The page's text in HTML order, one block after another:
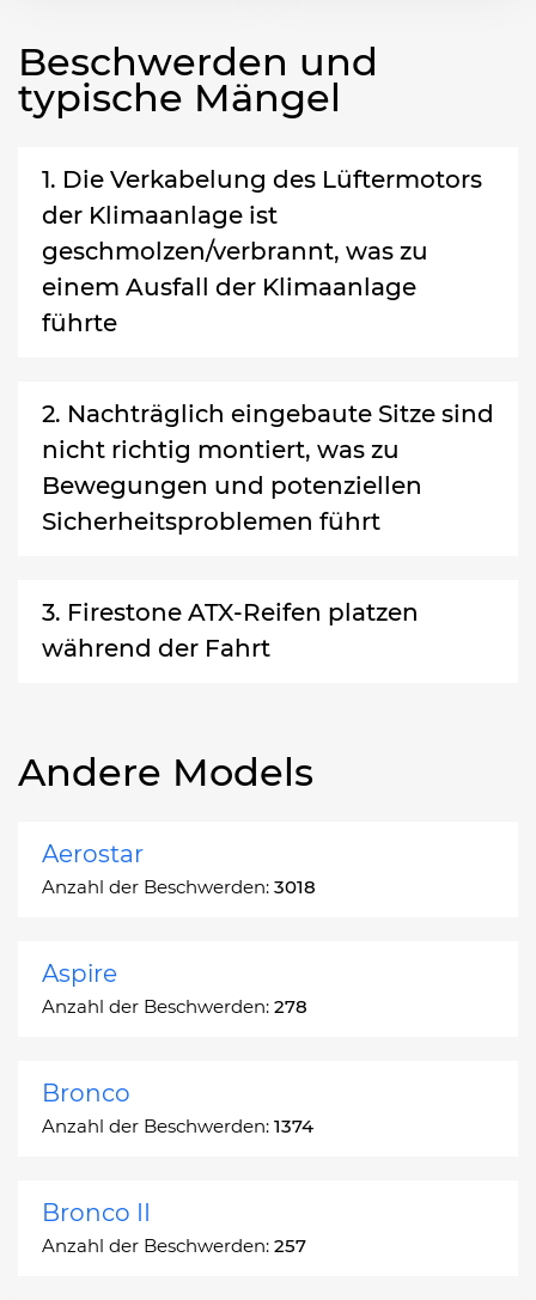
Beschwerden und
typische Mängel
1. Die Verkabelung des Lüftermotors
der Klimaanlage ist
geschmolzen/verbrannt, was zu
einem Ausfall der Klimaanlage
führte
2. Nachträglich eingebaute Sitze sind
nicht richtig montiert, was zu
Bewegungen und potenziellen
Sicherheitsproblemen führt
3. Firestone ATX-Reifen platzen
während der Fahrt
Andere Models
Aerostar
Anzahl der Beschwerden: 3018
Aspire
Anzahl der Beschwerden: 278
Bronco
Anzahl der Beschwerden: 1374
Bronco II
Anzahl der Beschwerden: 257